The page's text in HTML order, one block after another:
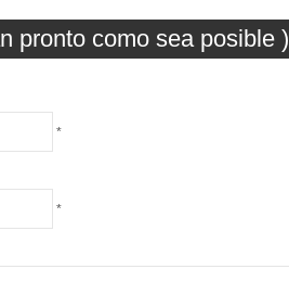
pronto como sea posible )
*
*